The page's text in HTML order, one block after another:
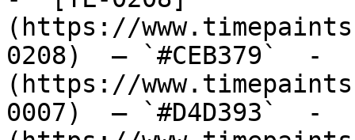
(https://
0208)  — `#CEB379`  -
(https://
0007)  — `#D4D393`  -